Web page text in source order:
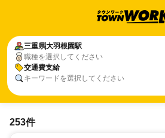
三重県大羽根園駅
職種を選択してください
交通費支給
キーワードを選択してください
253件